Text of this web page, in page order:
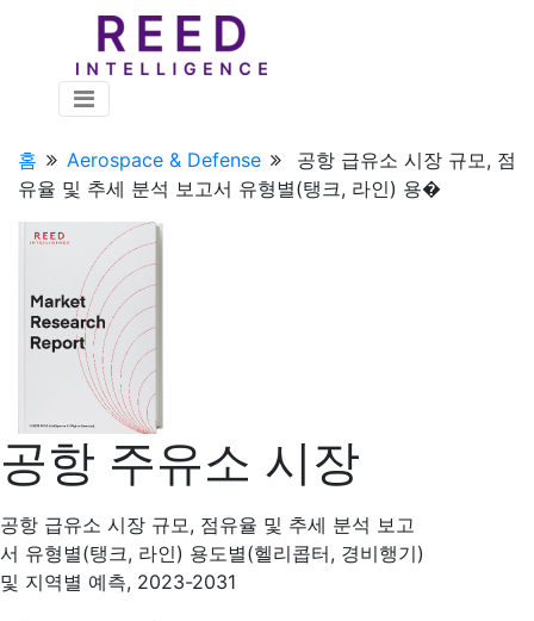
홈 Aerospace & Defense
공항 급유소 시장 규모, 점
유율 및 추세 분석 보고서 유형별(탱크, 라인) 용�
공항 주유소 시장
공항 급유소 시장 규모, 점유율 및 추세 분석 보고
서 유형별(탱크, 라인) 용도별(헬리콥터, 경비행기)
및 지역별 예측, 2023-2031